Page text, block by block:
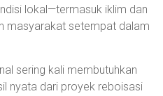
lokal—termasuk iklim dan
masyarakat setempat dalam
sering kali membutuhkan
nyata dari proyek reboisasi